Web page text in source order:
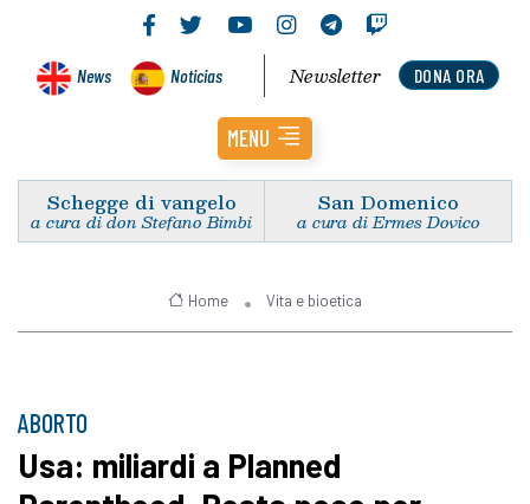
News Noticias DONA ORA
Newsletter
MENU
Schegge di vangelo
a cura di don Stefano Bimbi
San Domenico
a cura di Ermes Dovico
Home Vita e bioetica
ABORTO
Usa: miliardi a Planned